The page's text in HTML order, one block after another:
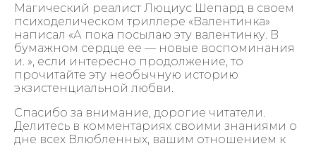
Магический реалист Люциус Шепард в своем
психоделическом триллере «Валентинка»
написал «А пока посылаю эту валентинку. В
бумажном сердце ее — новые воспоминания
и. », если интересно продолжение, то
прочитайте эту необычную историю
экзистенциальной любви.
Спасибо за внимание, дорогие читатели.
Делитесь в комментариях своими знаниями о
дне всех Влюбленных, вашим отношением к